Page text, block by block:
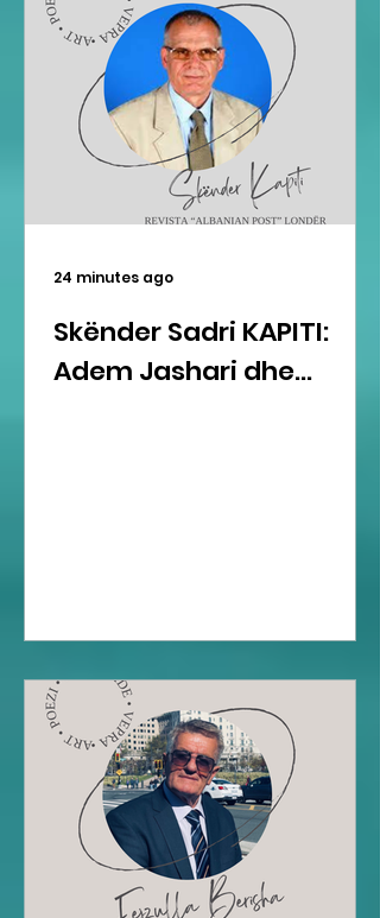
Skënder Sadri KAPITI:
Adem Jashari dhe...
24 minutes ago